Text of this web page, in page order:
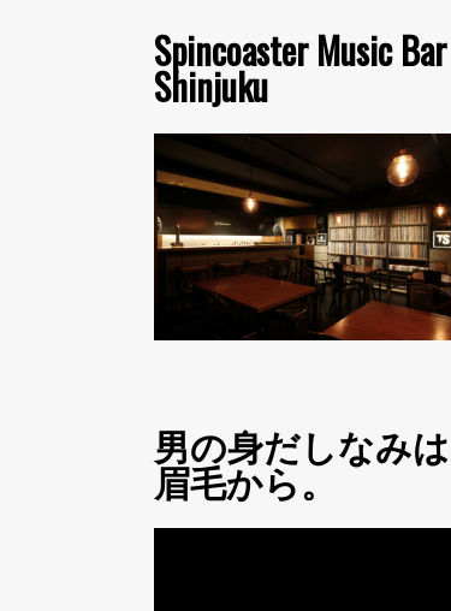
Spincoaster Music Bar
Shinjuku
男の身だしなみは
眉毛から。